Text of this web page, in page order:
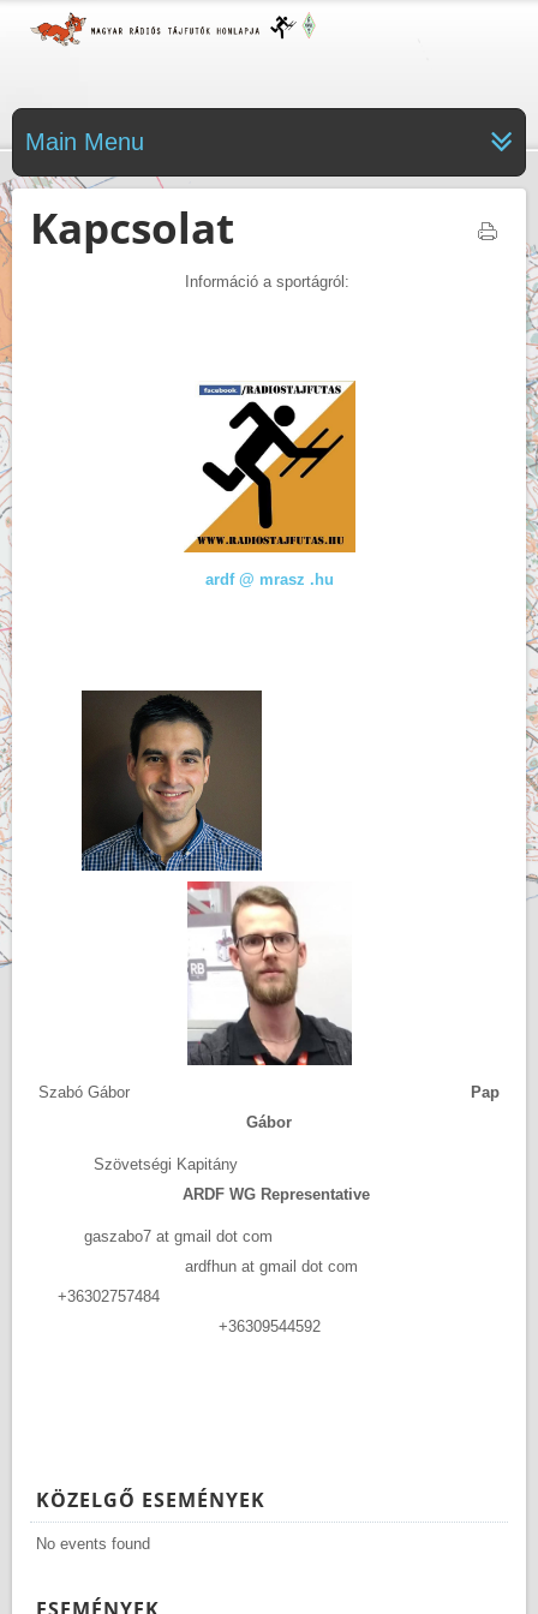
Main Menu
Kapcsolat
Információ a sportágról:
ardf @ mrasz .hu
Szabó Gábor Pap
Gábor
Szövetségi Kapitány
ARDF WG Representative
gaszabo7 at gmail dot com
ardfhun at gmail dot com
+36302757484
+36309544592
KÖZELGŐ ESEMÉNYEK
No events found
ESEMÉNYEK